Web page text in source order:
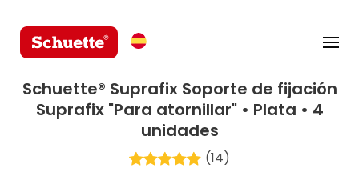
Schuette® Suprafix Soporte de fijación
Suprafix "Para atornillar" • Plata • 4
unidades
(14)